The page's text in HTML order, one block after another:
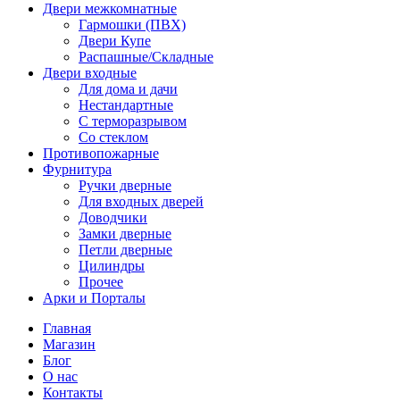
Двери межкомнатные
Гармошки (ПВХ)
Двери Купе
Распашные/Складные
Двери входные
Для дома и дачи
Нестандартные
С терморазрывом
Со стеклом
Противопожарные
Фурнитура
Ручки дверные
Для входных дверей
Доводчики
Замки дверные
Петли дверные
Цилиндры
Прочее
Арки и Порталы
Главная
Магазин
Блог
О нас
Контакты